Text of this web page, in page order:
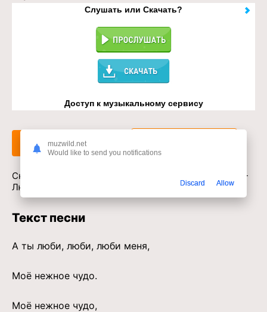
Слушать или Скачать?
Доступ к музыкальному сервису
Слушать
Скачать песню Игорь Кибирев, Светлана Ларионова -
Люби меня в mp3 или слушать онлайн бесплатно
Текст песни
А ты люби, люби, люби меня,
Моё нежное чудо.
Моё нежное чудо,
muzwild.net
Would like to send you notifications
Discard Allow